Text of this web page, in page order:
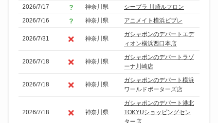
2026/7/17
神奈川県
シープラ 川崎ルフロン
2026/7/16
神奈川県 アニメイト横浜ビブレ
2026/7/31 神奈川県
ガシャポンのデパートエデ
ィオン横浜西口本店
2026/7/18 神奈川県
ガシャポンのデパートラゾ
ーナ川崎店
2026/7/18 神奈川県
ガシャポンのデパート横浜
ワールドポーターズ店
2026/7/18 神奈川県
ガシャポンのデパート港北
TOKYUショッピングセン
ター店